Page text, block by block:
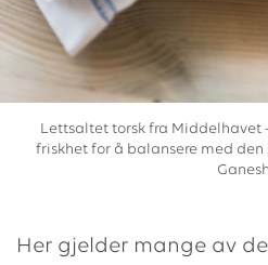
Lettsaltet torsk fra Middelhavet
friskhet for å balansere med den
Ganesh
Her gjelder mange av